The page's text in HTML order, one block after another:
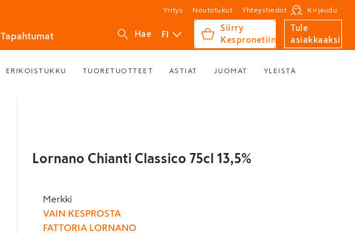
Yritys Noutotukut Yhteystiedot Kirjaudu
Tapahtumat Hae FI
Siirry
Kespronetiin
Tule
asiakkaaksi
ERIKOISTUKKU TUORETUOTTEET ASTIAT JUOMAT YLEISTÄ
Lornano Chianti Classico 75cl 13,5%
Merkki
VAIN KESPROSTA
FATTORIA LORNANO